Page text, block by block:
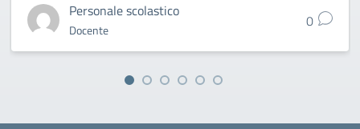
Personale scolastico
Docente 0